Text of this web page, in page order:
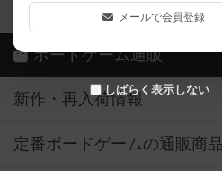
メールで会員登録
しばらく表示しない
ボドゲーマご利用案内
ボードゲーム通販
新作・再入荷情報
定番ボードゲームの通販商品